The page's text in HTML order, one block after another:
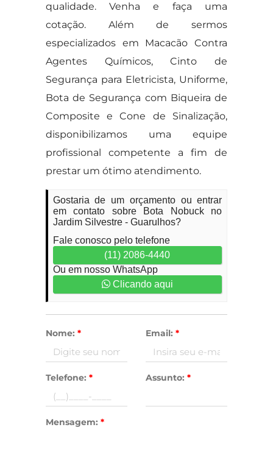
qualidade. Venha e faça uma
cotação. Além de sermos
especializados em Macacão Contra
Agentes Químicos, Cinto de
Segurança para Eletricista, Uniforme,
Bota de Segurança com Biqueira de
Composite e Cone de Sinalização,
disponibilizamos uma equipe
profissional competente a fim de
prestar um ótimo atendimento.
Gostaria de um orçamento ou entrar
em contato sobre Bota Nobuck no
Jardim Silvestre - Guarulhos?
Fale conosco pelo telefone
(11) 2086-4440
Ou em nosso WhatsApp
Clicando aqui
Nome: * Email: *
Telefone: * Assunto: *
Mensagem: *